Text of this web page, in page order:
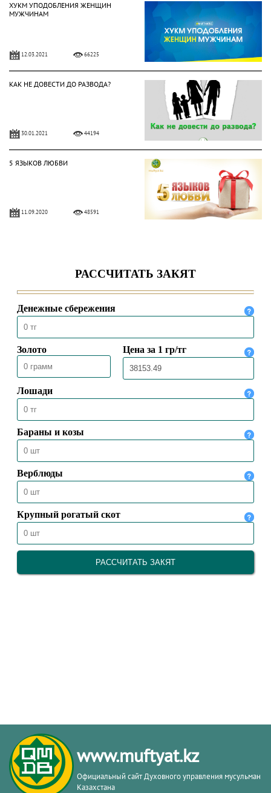
ХУКМ УПОДОБЛЕНИЯ ЖЕНЩИН
МУЖЧИНАМ
12.03.2021 66225
КАК НЕ ДОВЕСТИ ДО РАЗВОДА?
30.01.2021 44194
5 ЯЗЫКОВ ЛЮБВИ
11.09.2020 48591
09.04.2020 19715
Токал – это прихоть или
ответственность?
30.03.2020
www.muftyat.kz
Официальный сайт Духовного управления мусульман
Казахстана